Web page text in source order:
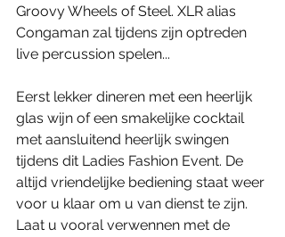
Groovy Wheels of Steel. XLR alias
Congaman zal tijdens zijn optreden
live percussion spelen...
Eerst lekker dineren met een heerlijk
glas wijn of een smakelijke cocktail
met aansluitend heerlijk swingen
tijdens dit Ladies Fashion Event. De
altijd vriendelijke bediening staat weer
voor u klaar om u van dienst te zijn.
Laat u vooral verwennen met de